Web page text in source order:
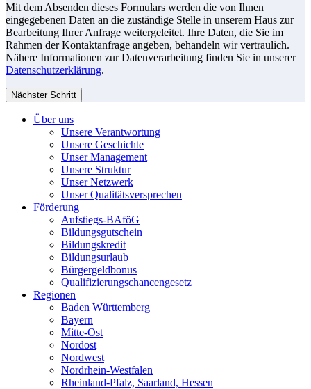
Mit dem Absenden dieses Formulars werden die von Ihnen
eingegebenen Daten an die zuständige Stelle in unserem Haus zur
Bearbeitung Ihrer Anfrage weitergeleitet. Ihre Daten, die Sie im
Rahmen der Kontaktanfrage angeben, behandeln wir vertraulich.
Nähere Informationen zur Datenverarbeitung finden Sie in unserer
Datenschutzerklärung.
Nächster Schritt
Über uns
Unsere Verantwortung
Unsere Geschichte
Unser Management
Unsere Struktur
Unser Netzwerk
Unser Qualitätsversprechen
Förderung
Aufstiegs-BAföG
Bildungsgutschein
Bildungskredit
Bildungsurlaub
Bürgergeldbonus
Qualifizierungschancengesetz
Regionen
Baden Württemberg
Bayern
Mitte-Ost
Nordost
Nordwest
Nordrhein-Westfalen
Rheinland-Pfalz, Saarland, Hessen